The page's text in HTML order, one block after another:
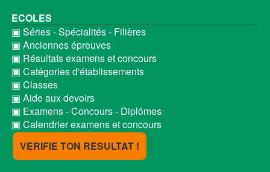
ECOLES
▣ Séries - Spécialités - Filières
▣ Anciennes épreuves
▣ Résultats examens et concours
▣ Catégories d'établissements
▣ Classes
▣ Aide aux devoirs
▣ Examens - Concours - Diplômes
▣ Calendrier examens et concours
VERIFIE TON RESULTAT !